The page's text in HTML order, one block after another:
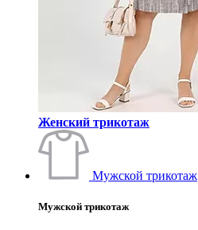
Женский трикотаж
Мужской трикотаж
Мужской трикотаж